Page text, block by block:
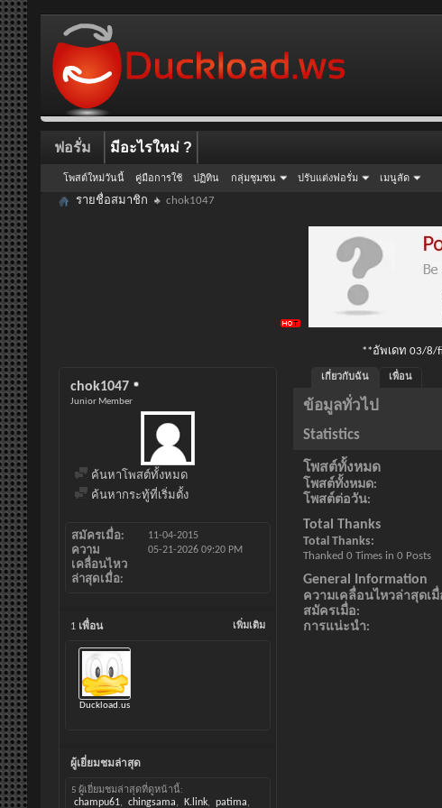
ฟอรั่ม
โพสต์ใหม่วันนี้ คู่มือการใช้ ปฏิทิน กลุ่มชุมชน ปรับแต่งฟอรั่ม เมนูลัด
มีอะไรใหม่ ?
รายชื่อสมาชิก chok1047
**อัพเดท 03/8/
chok1047
Junior Member
ค้นหาโพสต์ทั้งหมด
ค้นหากระทู้ที่เริ่มตั้ง
สมัครเมื่อ 11-04-2015
ความ
เคลื่อนไหว
ล่าสุดเมื่อ
05-21-2026 09:20 PM
เพิ่มเติม
1 เพื่อน
Duckload.us
ผู้เยี่ยมชมล่าสุด
5 ผู้เยี่ยมชมล่าสุดที่ดูหน้านี้:
champu61 chingsama K.link patima
เกี่ยวกับฉัน เพื่อน
ข้อมูลทั่วไป
Statistics
โพสต์ทั้งหมด
โพสต์ทั้งหมด
โพสต์ต่อวัน
Total Thanks
Total Thanks
Thanked 0 Times in 0 Posts
General Information
ความเคลื่อนไหวล่าสุดเมื่
สมัครเมื่อ
การแน่ะนำ